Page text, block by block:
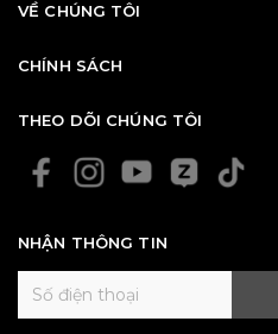
VỀ CHÚNG TÔI
CHÍNH SÁCH
THEO DÕI CHÚNG TÔI
NHẬN THÔNG TIN